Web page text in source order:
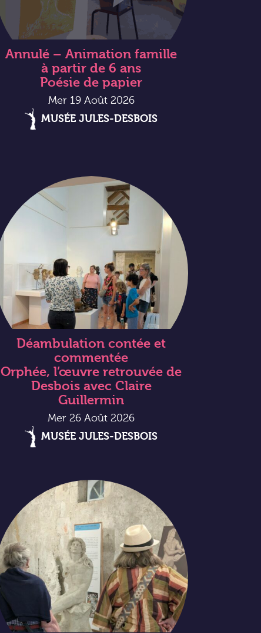
Annulé – Animation famille
à partir de 6 ans
Poésie de papier
Mer 19 Août 2026
MUSÉE JULES-DESBOIS
Déambulation contée et
commentée
Orphée, l’œuvre retrouvée de
Desbois avec Claire
Guillermin
Mer 26 Août 2026
MUSÉE JULES-DESBOIS